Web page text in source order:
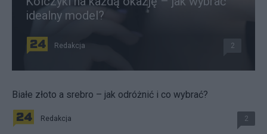
idealny model?
Redakcja 2
Białe złoto a srebro – jak odróżnić i co wybrać?
Redakcja 2